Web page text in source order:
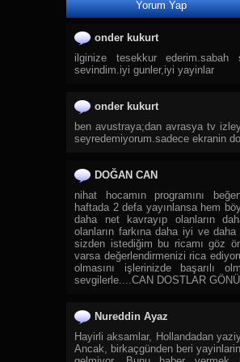
28.TRT Spor Yıldız
31.Tay Tv
33.DMAX
34.TRT Belgesel
36.Yaban TV
37.CGTN Documentary
38. TRT Çocuk
39.Cartoon Network
40.Diyanet Çocuk
41.TRT Diyanet Çocuk
43.Spacetoon Kids TV
44.Minika Go
45.Zarok TV
Yorum Yap
onder kukurt
ilginize tesekkur
sevindim.iyi gunler,iyi yayinlar
onder kukurt
ben avustraya;dan avrasya tv
seyredemiyorum.sadece ekranin
DOĞAN CAN
nihat hocamın programını
haftada 2 defa yayınlansa hem
daha net kavrayıp olanların
olanların farkına daha iyi ve
sizden istediğim bu ricamı göz
varsa değerlendirmenizi rica
olmasını işlerinizde başarılı
sevgilerle....CAN DOSTLAR
Nureddin Ayaz
Hayirli aksamlar, Hollandadan
Ancak, birkaçgünden beri